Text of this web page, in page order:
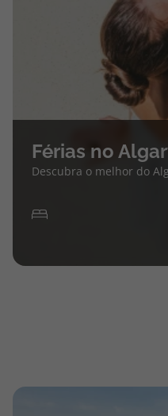
Férias no
Descubra o melhor do